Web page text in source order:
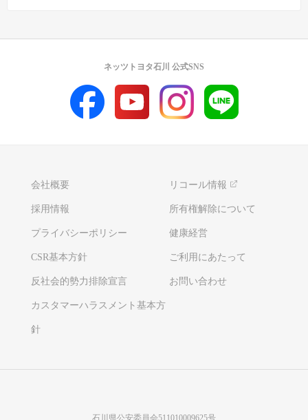
会社概要 リコール情報
採用情報 所有権解除について
プライバシーポリシー 健康経営
CSR基本方針 ご利用にあたって
反社会的勢力排除宣言 お問い合わせ
カスタマーハラスメント基本方
針
ネッツトヨタ石川 公式SNS
石川県公安委員会511010009625号